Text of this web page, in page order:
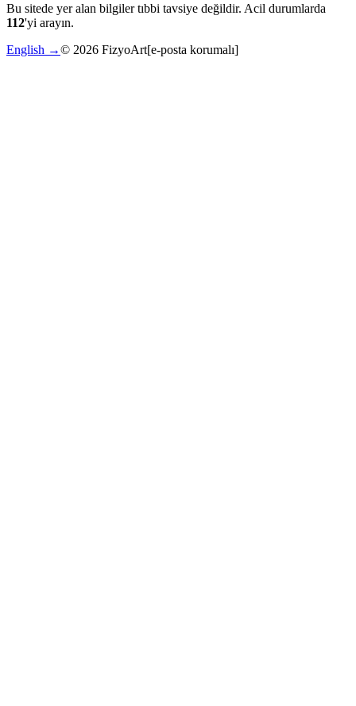
Bu sitede yer alan bilgiler tıbbi tavsiye değildir. Acil durumlarda
112'yi arayın.
English →© 2026 FizyoArt[e-posta korumalı]